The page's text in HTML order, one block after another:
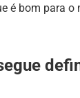
é bom para